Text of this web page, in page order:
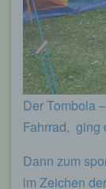
Der Tombola
Fahrrad, ging
Dann zum
im Zeichen